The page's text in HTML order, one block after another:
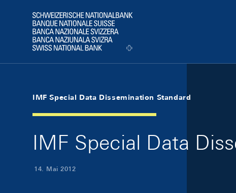
Logo
IMF Special Data Dissemination Standard
IMF Special Data
14. Mai 2012